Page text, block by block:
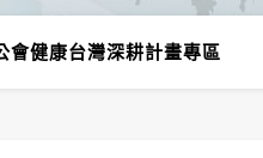
會健康台灣深耕計畫專區